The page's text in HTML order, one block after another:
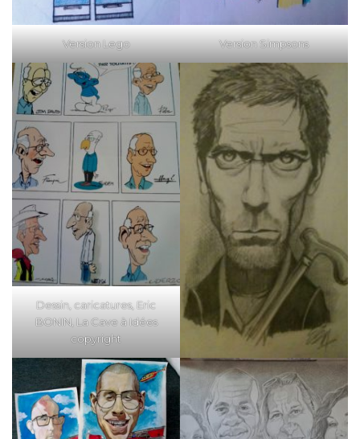
Version Lego Version Simpsons
Dessin, caricatures, Eric
BONIN, La Cave à Idées
copyright